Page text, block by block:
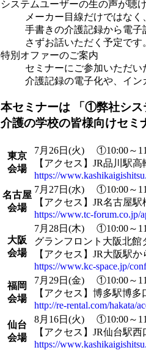
システムユーザーの生の声が聴
メーカー目線だけではな
手書きの介護記録から電
さずお話いただく予定です
特別オファーのご案内
セミナーにご参加いただい
介護記録の電子化や、イン
本セミナーは 「①弊社シ
介護の学校の皆様向けセミ
東京
会場
7月26日(火) ①10:00～
【アクセス】JR品川駅
https://
名古屋
会場
7月27日(水) ①10:00～
【アクセス】JR名古屋
https://www.tc-forum.co.jp/
大阪
会場
7月28日(木) ①10:00～
グランフロント大阪北
【アクセス】JR大阪駅か
https://www.kc-space.jp/
福岡
会場
7月29日(金) ①10:00～
【アクセス】博多駅博多
http://re-rental.com/hakata/
仙台
会場
8月16日(火) ①10:00～
【アクセス】JR仙台駅
https://